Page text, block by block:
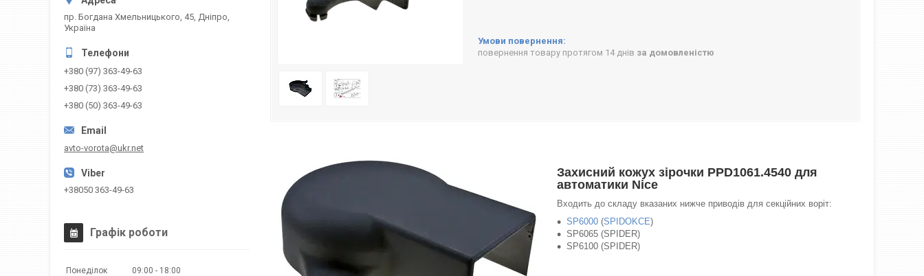
повернення товару протягом 14 днів за домовленістю
Захисний кожух зірочки PPD1061.4540 для
автоматики Nice
Входить до складу вказаних нижче приводів для секційних воріт:
SP6000 (SPIDOKCE)
SP6065 (SPIDER)
SP6100 (SPIDER)
пр. Богдана Хмельницького, 45, Дніпро,
Україна
+380 (97) 363-49-63
+380 (73) 363-49-63
+380 (50) 363-49-63
avto-vorota@ukr.net
+38050 363-49-63
Графік роботи
Понеділок 09:00
18:00